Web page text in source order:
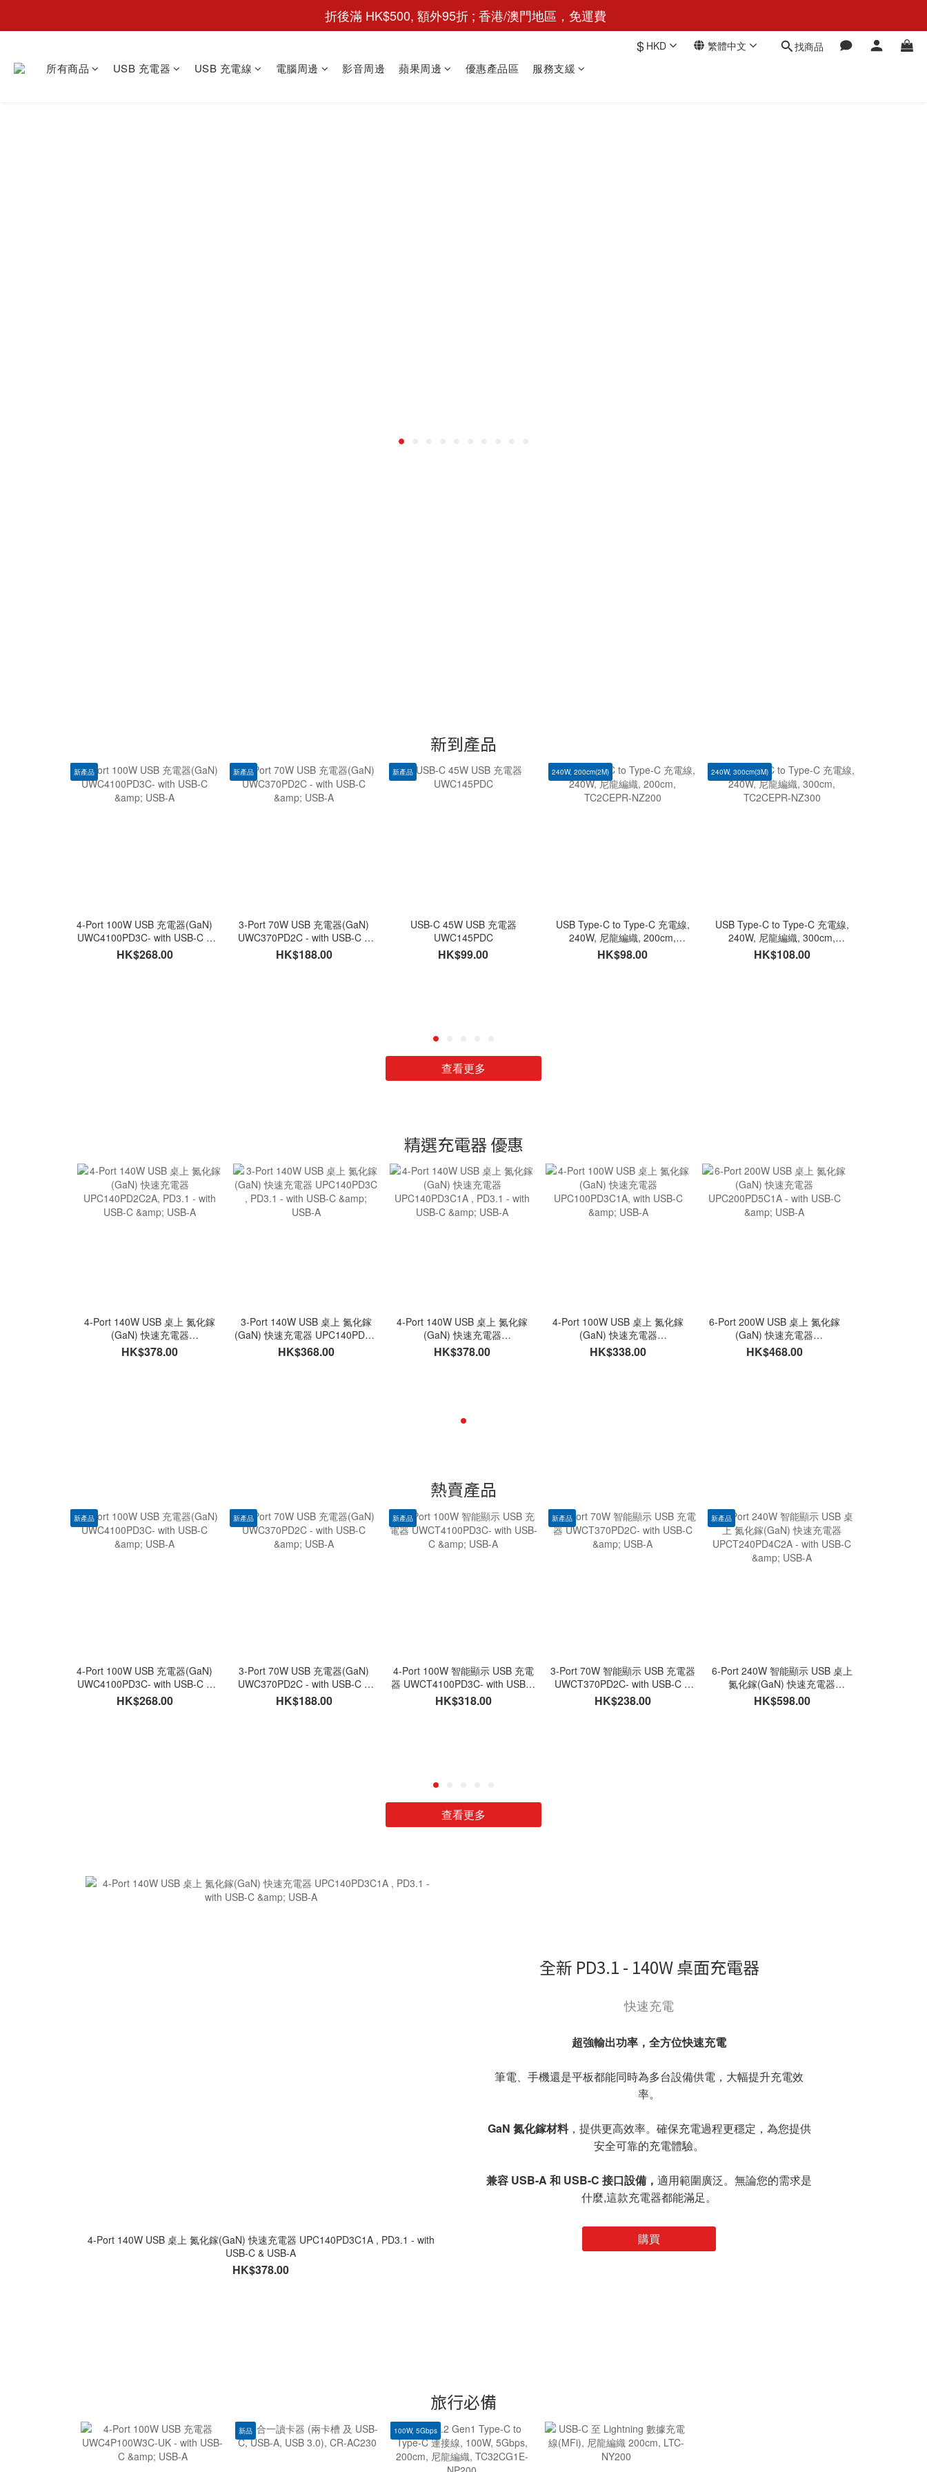
折後滿 HK$500, 額外95折 ; 香港/澳門地區，免運費
$ HKD 繁體中文 找商品
所有商品 USB 充電器 USB 充電線 電腦周邊 影音周邊 蘋果周邊 優惠產品區 服務支緩
新到產品
新產品
4-Port 100W USB 充電器(GaN)
UWC4100PD3C- with USB-C &
USB-A
HK$268.00
新產品
3-Port 70W USB 充電器(GaN)
UWC370PD2C - with USB-C &
USB-A
HK$188.00
新產品
USB-C 45W USB 充電器
UWC145PDC
HK$99.00
240W, 200cm(2M)
USB Type-C to Type-C 充電線,
240W, 尼龍編織, 200cm,
TC2CEPR-NZ200
HK$98.00
240W, 300cm(3M)
USB Type-C to Type-C 充電線,
240W, 尼龍編織, 300cm,
TC2CEPR-NZ300
HK$108.00
查看更多
精選充電器 優惠
4-Port 140W USB 桌上 氮化鎵
(GaN) 快速充電器
UPC140PD2C2A, PD3.1 - with
USB-C & USB-A
HK$378.00
3-Port 140W USB 桌上 氮化鎵
(GaN) 快速充電器 UPC140PD3C
, PD3.1 - with USB-C & USB-A
HK$368.00
4-Port 140W USB 桌上 氮化鎵
(GaN) 快速充電器
UPC140PD3C1A , PD3.1 - with
USB-C & USB-A
HK$378.00
4-Port 100W USB 桌上 氮化鎵
(GaN) 快速充電器
UPC100PD3C1A, with USB-C &
USB-A
HK$338.00
6-Port 200W USB 桌上 氮化鎵
(GaN) 快速充電器
UPC200PD5C1A - with USB-C &
USB-A
HK$468.00
熱賣產品
新產品
4-Port 100W USB 充電器(GaN)
UWC4100PD3C- with USB-C &
USB-A
HK$268.00
新產品
3-Port 70W USB 充電器(GaN)
UWC370PD2C - with USB-C &
USB-A
HK$188.00
新產品
4-Port 100W 智能顯示 USB 充電
器 UWCT4100PD3C- with USB-C
& USB-A
HK$318.00
新產品
3-Port 70W 智能顯示 USB 充電器
UWCT370PD2C- with USB-C &
USB-A
HK$238.00
新產品
6-Port 240W 智能顯示 USB 桌上
氮化鎵(GaN) 快速充電器
UPCT240PD4C2A - with USB-C &
USB-A
HK$598.00
查看更多
4-Port 140W USB 桌上 氮化鎵(GaN) 快速充電器 UPC140PD3C1A , PD3.1 - with
USB-C & USB-A
HK$378.00
全新 PD3.1 - 140W 桌面充電器
快速充電
超強輸出功率，全方位快速充電
筆電、手機還是平板都能同時為多台設備供電，大幅提升充電效
率。
GaN 氮化鎵材料，提供更高效率。確保充電過程更穩定，為您提供
安全可靠的充電體驗。
兼容 USB-A 和 USB-C 接口設備， 適用範圍廣泛。無論您的需求是
什麼,這款充電器都能滿足。
購買
旅行必備
新品 100W, 5Gbps